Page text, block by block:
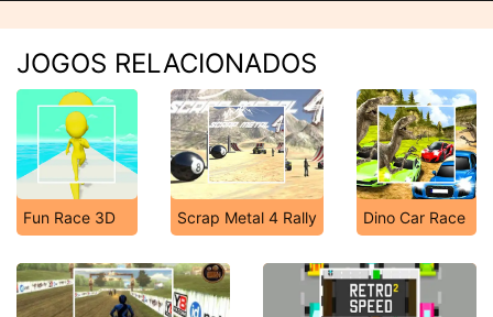
JOGOS RELACIONADOS
Fun Race 3D Scrap Metal 4 Rally Dino Car Race